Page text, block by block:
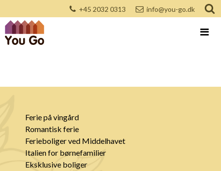
+45 2032 0313 info@you-go.dk
Ferie på vingård
Romantisk ferie
Ferieboliger ved Middelhavet
Italien for børnefamilier
Eksklusive boliger